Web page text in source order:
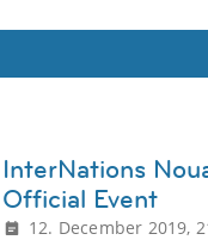
InterNations
Official Event
12. December 2019,